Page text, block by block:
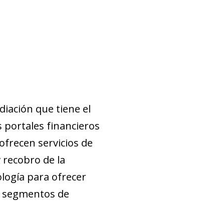
que tiene el
portales financieros
servicios de
de la
para ofrecer
de